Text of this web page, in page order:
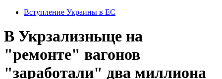
Вступление Украины в ЕС
В Укрзализныце на
"ремонте" вагонов
"заработали" два миллиона